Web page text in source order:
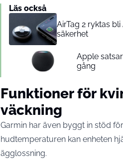
Läs också
AirTag 2 ryktas
säkerhet
Apple
gång
Funktioner för
väckning
Garmin har även byggt in stöd
hudtemperaturen kan enheten
ägglossning.